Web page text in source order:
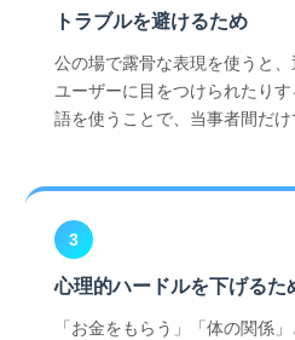
トラブルを避けるため
公の場で露骨な表現を使うと
ユーザーに目をつけられたり
語を使うことで、当事者間だけ
3
心理的ハードルを下げるた
「お金をもらう」「体の関係